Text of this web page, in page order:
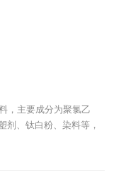
，主要成分为聚氯乙
剂、钛白粉、染料等，